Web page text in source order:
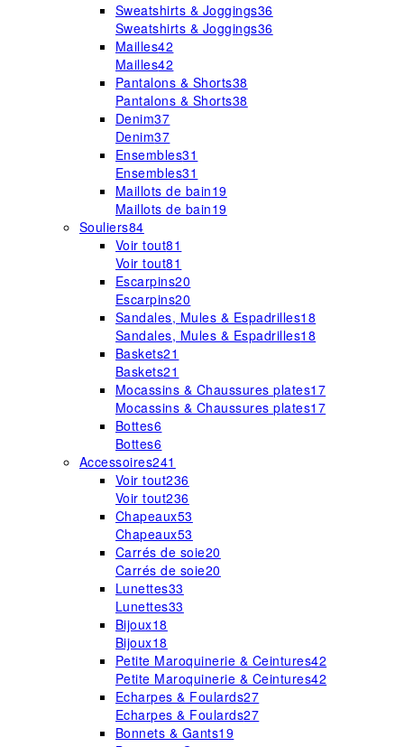
Sweatshirts & Joggings36
Sweatshirts & Joggings36
Mailles42
Mailles42
Pantalons & Shorts38
Pantalons & Shorts38
Denim37
Denim37
Ensembles31
Ensembles31
Maillots de bain19
Maillots de bain19
Souliers84
Voir tout81
Voir tout81
Escarpins20
Escarpins20
Sandales, Mules & Espadrilles18
Sandales, Mules & Espadrilles18
Baskets21
Baskets21
Mocassins & Chaussures plates17
Mocassins & Chaussures plates17
Bottes6
Bottes6
Accessoires241
Voir tout236
Voir tout236
Chapeaux53
Chapeaux53
Carrés de soie20
Carrés de soie20
Lunettes33
Lunettes33
Bijoux18
Bijoux18
Petite Maroquinerie & Ceintures42
Petite Maroquinerie & Ceintures42
Echarpes & Foulards27
Echarpes & Foulards27
Bonnets & Gants19